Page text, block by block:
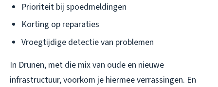
Prioriteit bij spoedmeldingen
Korting op reparaties
Vroegtijdige detectie van problemen
In Drunen, met die mix van oude en nieuwe
infrastructuur, voorkom je hiermee verrassingen. En